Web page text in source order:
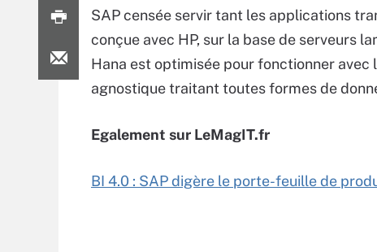
SAP censée servir tant les applications
conçue avec HP, sur la base de serveurs
Hana est optimisée pour fonctionner avec
agnostique traitant toutes formes de
Egalement sur LeMagIT.fr
BI 4.0 : SAP digère le porte-feuille de